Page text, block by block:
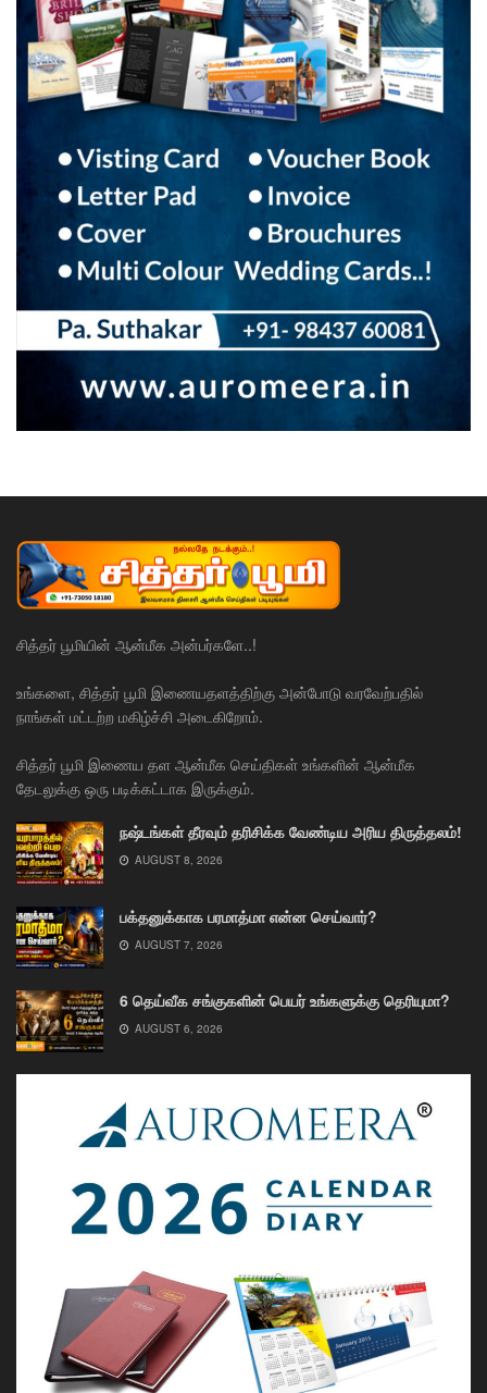
சித்தர் பூமியின் ஆன்மீக அன்பர்களே..!
உங்களை, சித்தர் பூமி இணையதளத்திற்கு அன்போடு வரவேற்பதில்
நாங்கள் மட்டற்ற மகிழ்ச்சி அடைகிறோம்.
சித்தர் பூமி இணைய தள ஆன்மீக செய்திகள் உங்களின் ஆன்மீக
தேடலுக்கு ஒரு படிக்கட்டாக இருக்கும்.
நஷ்டங்கள் தீரவும் தரிசிக்க வேண்டிய அரிய திருத்தலம்!
AUGUST 8, 2026
பக்தனுக்காக பரமாத்மா என்ன செய்வார்?
AUGUST 7, 2026
6 தெய்வீக சங்குகளின் பெயர் உங்களுக்கு தெரியுமா?
AUGUST 6, 2026